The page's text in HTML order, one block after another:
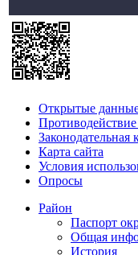
Открытые
Законодательная
Карта сайта
Условия
Опросы
Район
Паспорт
Общая
История